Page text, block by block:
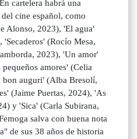
cartelera habrá una
cine español, como
Alonso, 2023), 'El agua'
(Rocío Mesa,
2023), 'Un amor'
amores' (Celia
auguri' (Alba Bresolí,
(Jaime Puertas, 2024), 'As
y 'Sica' (Carla Subirana,
salva con buena nota
de sus 38 años de historia